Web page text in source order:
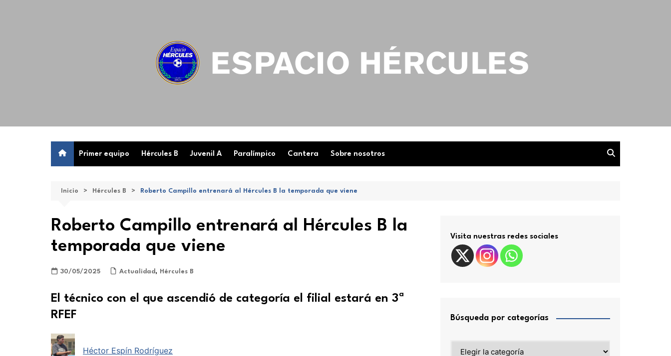
Primer equipo Hércules B Juvenil A Paralímpico Cantera Sobre nosotros
Inicio Hércules B Roberto Campillo entrenará al Hércules B la temporada que viene
Roberto Campillo entrenará al Hércules B la
temporada que viene
30/05/2025 Actualidad , Hércules B
El técnico con el que ascendió de categoría el filial estará en 3ª
RFEF
Héctor Espín Rodríguez
Visita nuestras redes sociales
Búsqueda por categorías